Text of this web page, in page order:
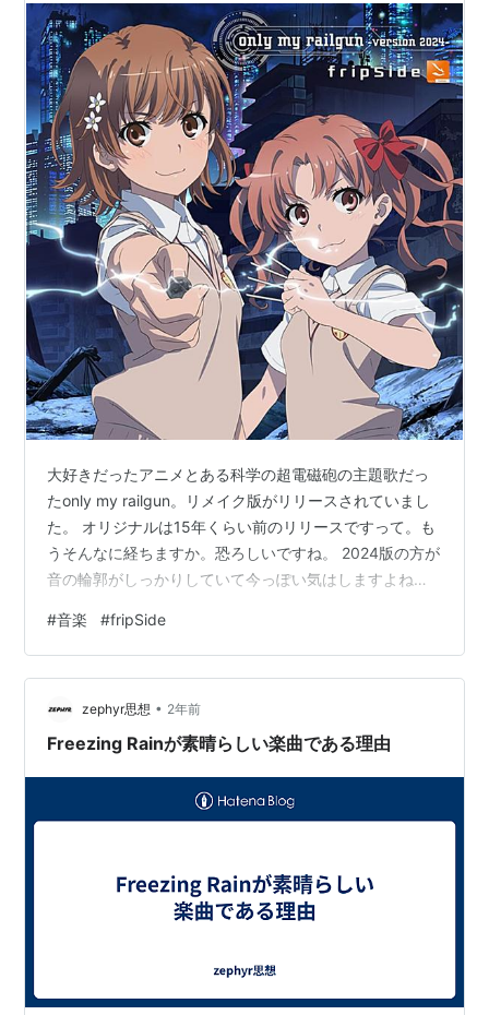
大好きだったアニメとある科学の超電磁砲の主題歌だっ
たonly my railgun。リメイク版がリリースされていまし
た。 オリジナルは15年くらい前のリリースですって。も
うそんなに経ちますか。恐ろしいですね。 2024版の方が
音の輪郭がしっかりしていて今っぽい気はしますよね。
#音楽 #fripSide
zephyr思想 • 2年前
Freezing Rainが素晴らしい楽曲である理由